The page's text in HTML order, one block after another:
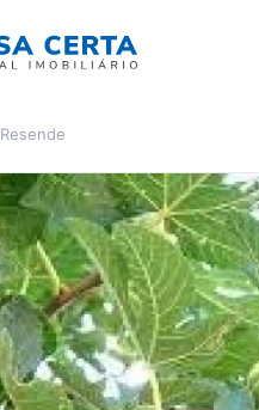
Resende